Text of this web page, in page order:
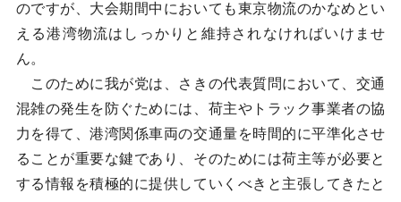
のですが、大会期間中においても東京物流のかなめとい
える港湾物流はしっかりと維持されなければいけませ
ん。
このために我が党は、さきの代表質問において、交通
混雑の発生を防ぐためには、荷主やトラック事業者の協
力を得て、港湾関係車両の交通量を時間的に平準化させ
ることが重要な鍵であり、そのためには荷主等が必要と
する情報を積極的に提供していくべきと主張してきたと